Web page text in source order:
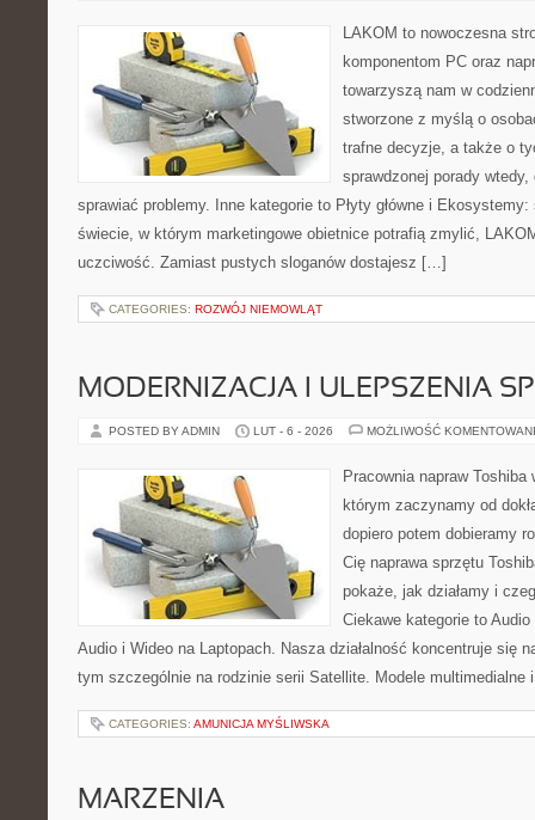
LAKOM to nowoczesna
komponentom PC oraz
towarzyszą nam w
stworzone z myślą o
trafne decyzje, a także o
sprawdzonej porady
sprawiać problemy. Inne kategorie to Płyty główne i
świecie, w którym marketingowe obietnice potrafią zmylić,
uczciwość. Zamiast pustych sloganów dostajesz […]
CATEGORIES: ROZWÓJ NIEMOWLĄT
MODERNIZACJA I ULEPSZENIA
POSTED BY ADMIN LUT - 6 - 2026 MOŻLIWOŚĆ
Pracownia napraw
którym zaczynamy od
dopiero potem dobieramy
Cię naprawa sprzętu
pokaże, jak działamy i
Ciekawe kategorie to
Audio i Wideo na Laptopach. Nasza działalność koncentruje się
tym szczególnie na rodzinie serii Satellite. Modele
CATEGORIES: AMUNICJA MYŚLIWSKA
MARZENIA